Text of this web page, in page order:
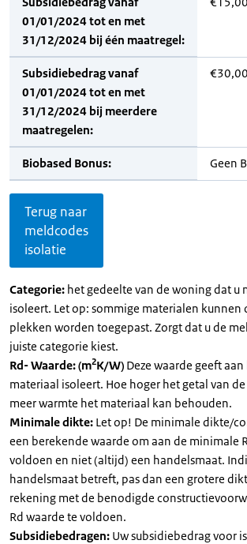
01/01/2024 tot en met
31/12/2024 bij één maatregel:
Subsidiebedrag vanaf
01/01/2024 tot en met
31/12/2024 bij meerdere
maatregelen:
Biobased Bonus: Geen
Terug naar
meldcodes
isolatie
Categorie: het gedeelte van de woning dat u
isoleert. Let op: sommige materialen kunnen
plekken worden toegepast. Zorgt dat u de
juiste categorie kiest.
Rd- Waarde: (m2K/W) Deze waarde geeft
materiaal isoleert. Hoe hoger het getal van
meer warmte het materiaal kan behouden.
Minimale dikte: Let op! De minimale dikte/
een berekende waarde om aan de minimale
voldoen en niet (altijd) een handelsmaat.
handelsmaat betreft, pas dan een grotere
rekening met de benodigde
Rd waarde te voldoen.
Subsidiebedragen: Uw subsidiebedrag voor